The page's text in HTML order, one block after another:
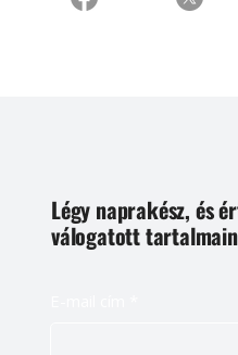
Légy naprakész, és
válogatott